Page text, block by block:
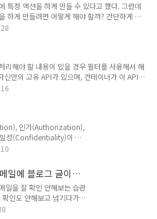
특정 액션을 하게 만들 수 있다고 했다. 그런데
하게 만들려면 어떻게 해야 할까? 간단하게 생
에 있는 chain.doFilter(request, response)
지 않고 바로 클라이언트로 response 하게 된
를 넘길 때 새로운 응답 객체
)를 만들어 넘기는 방법을 써야 한다. 하지만,
스가 아니므로, 썬에서 구현해 둔..
리해야 할 내용이 있을 경우 필터를 사용해서 해
신만의 고유 API가 있으며, 컨테이너가 이 API를
destroy(), doFilter()이다. 그리고 호출해야 할
제) BeerRequestFilter.java package
import javax.servlet.Filter;
import javax.servlet.F..
인가(Authorization),
성(Confidentiality)이 보
그인을 통해 누구인지 서
록 체크하는 단계이다. 데
보낸 정보가 변경되지 않
해당 데이터를 엿보지 못
업은 php에서도 많이 하는
설명은 필요해 보이지 않
일에 블로그 글이
일을 잘 확인 안해보는 습관
인도 안해보고 넘기다가
아래 내용을 발견 했네요.